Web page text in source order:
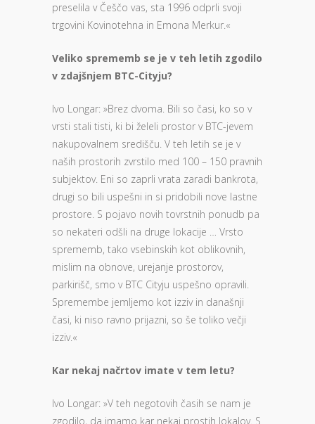
preselila v Češčo vas, sta 1996 odprli svoji
trgovini Kovinotehna in Emona Merkur.«
Veliko sprememb se je v teh letih zgodilo
v zdajšnjem BTC-Cityju?
Ivo Longar: »Brez dvoma. Bili so časi, ko so v
vrsti stali tisti, ki bi želeli prostor v BTC-jevem
nakupovalnem središču. V teh letih se je v
naših prostorih zvrstilo med 100 – 150 pravnih
subjektov. Eni so zaprli vrata zaradi bankrota,
drugi so bili uspešni in si pridobili nove lastne
prostore. S pojavo novih tovrstnih ponudb pa
so nekateri odšli na druge lokacije … Vrsto
sprememb, tako vsebinskih kot oblikovnih,
mislim na obnove, urejanje prostorov,
parkirišč, smo v BTC Cityju uspešno opravili.
Spremembe jemljemo kot izziv in današnji
časi, ki niso ravno prijazni, so še toliko večji
izziv.«
Kar nekaj načrtov imate v tem letu?
Ivo Longar: »V teh negotovih časih se nam je
zgodilo, da imamo kar nekaj prostih lokalov. S